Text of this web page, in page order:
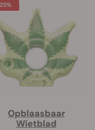
Opblaasbaar
Wietblad